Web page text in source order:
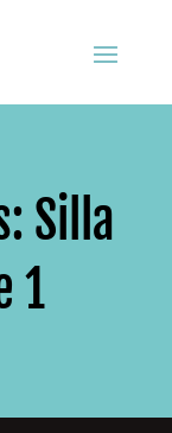
Silla
1